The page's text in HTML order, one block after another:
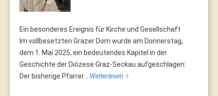
Ein besonderes Ereignis für Kirche und Gesellschaft
Im vollbesetzten Grazer Dom wurde am Donnerstag,
dem 1. Mai 2025, ein bedeutendes Kapitel in der
Geschichte der Diözese Graz-Seckau aufgeschlagen:
Der bisherige Pfarrer... Weiterlesen